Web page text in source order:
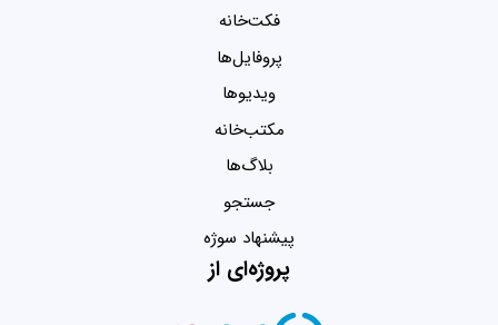
فکت‌خانه
پروفایل‌ها
ویدیو‌ها
مکتب‌خانه
بلاگ‌ها
جستجو
پیشنهاد سوژه
پروژه‌ای از